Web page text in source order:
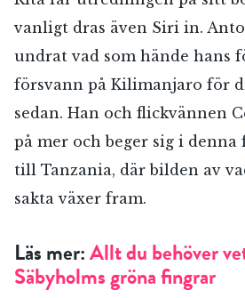
vanligt dras även Siri in.
undrat vad som hände hans
försvann på Kilimanjaro för
sedan. Han och flickvännen
på mer och beger sig i denna
till Tanzania, där bilden av
sakta växer fram.
Läs mer:Allt du behöver
Säbyholms gröna fingrar